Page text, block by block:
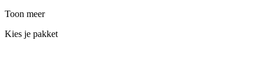
Toon meer
Kies je pakket